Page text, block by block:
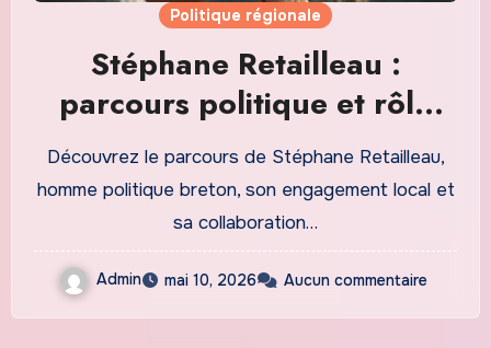
Politique régionale
Stéphane Retailleau :
parcours politique et rôle
actuel en Bretagne
Découvrez le parcours de Stéphane Retailleau,
homme politique breton, son engagement local et
sa collaboration…
Admin mai 10, 2026 Aucun commentaire